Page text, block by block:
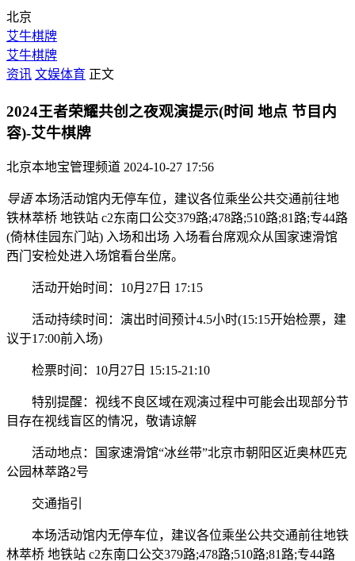
北京
艾牛棋牌
艾牛棋牌
资讯 文娱体育 正文
2024王者荣耀共创之夜观演提示(时间 地点 节目内
容)-艾牛棋牌
北京本地宝管理频道 2024-10-27 17:56
导语本场活动馆内无停车位，建议各位乘坐公共交通前往地
铁林萃桥 地铁站 c2东南口公交379路;478路;510路;81路;专44路
(倚林佳园东门站) 入场和出场 入场看台席观众从国家速滑馆
西门安检处进入场馆看台坐席。
活动开始时间：10月27日 17:15
活动持续时间：演出时间预计4.5小时(15:15开始检票，建
议于17:00前入场)
检票时间：10月27日 15:15-21:10
特别提醒：视线不良区域在观演过程中可能会出现部分节
目存在视线盲区的情况，敬请谅解
活动地点：国家速滑馆“冰丝带”北京市朝阳区近奥林匹克
公园林萃路2号
交通指引
本场活动馆内无停车位，建议各位乘坐公共交通前往地铁
林萃桥 地铁站 c2东南口公交379路;478路;510路;81路;专44路